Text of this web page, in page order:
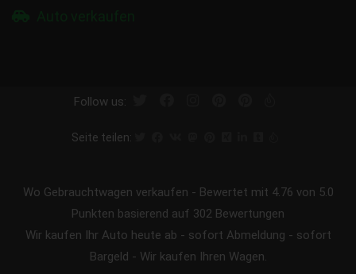
Follow us:
Seite teilen:
Wo Gebrauchtwagen verkaufen - Bewertet mit 4.76 von 5.0
Punkten basierend auf 302 Bewertungen
Wir kaufen Ihr Auto heute ab - sofort Abmeldung - sofort
Bargeld - Wir kaufen Ihren Wagen.